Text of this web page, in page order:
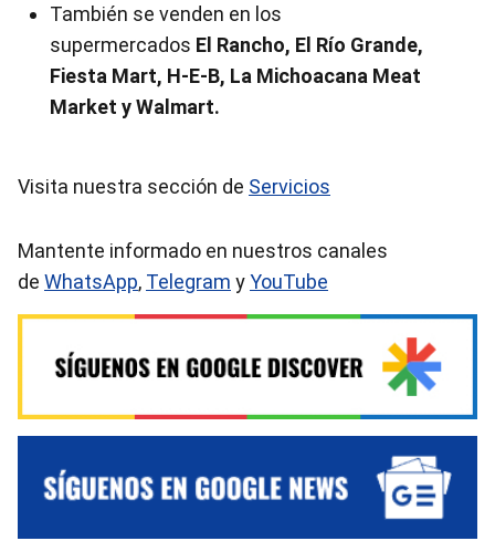
También se venden en los
supermercados El Rancho, El Río Grande,
Fiesta Mart, H-E-B, La Michoacana Meat
Market y Walmart.
Visita nuestra sección de Servicios
Mantente informado en nuestros canales
de WhatsApp, Telegram yYouTube